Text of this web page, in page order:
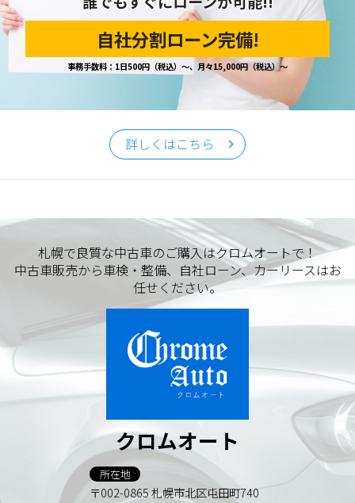
個人情報保護担当窓口
当社の「個人情報の取扱い」に関するお問い合わせは、下記
クロムオート
〒002-0865 札幌市北区屯田町740
TEL／011-790-7766FAX／011-790-6818
E-mail：info@chromeauto.co.jp
自社分割ローン完備!
事務手数料：1日500円（税込）～、月々15,000円（税込）～
詳しくはこちら
札幌で良質な中古車のご購入はクロムオートで！
中古車販売から車検・整備、自社ローン、カーリースはお
任せください。
クロムオート
所在地
〒002-0865 札幌市北区屯田町740